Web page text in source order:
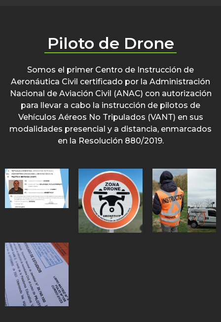
Piloto de Drone
Somos el primer Centro de Instrucción de
Aeronáutica Civil certificado por la Administración
Nacional de Aviación Civil (ANAC) con autorización
para llevar a cabo la instrucción de pilotos de
Vehículos Aéreos No Tripulados (VANT) en sus
modalidades presencial y a distancia, enmarcados
en la Resolución 880/2019.